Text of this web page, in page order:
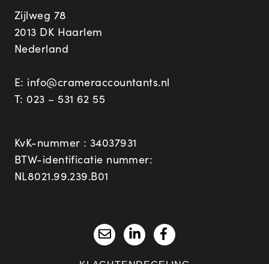
Zijlweg 78
2013 DK Haarlem
Nederland
E: info@crameraccountants.nl
T: 023 – 531 62 55
KvK-nummer : 34037931
BTW-identificatie nummer:
NL8021.99.239.B01